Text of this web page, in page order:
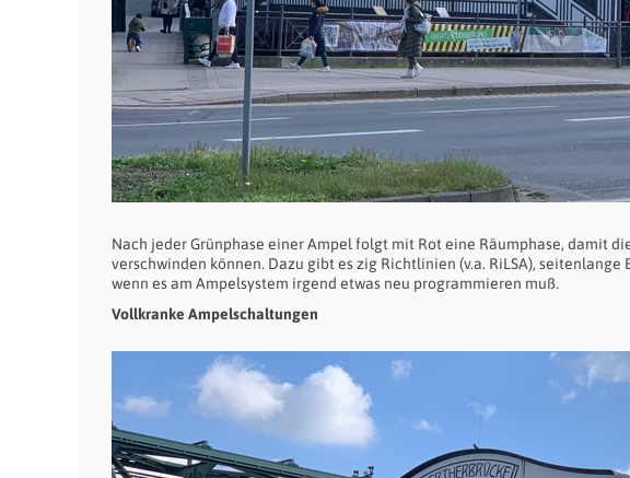
Nach jeder Grünphase einer Ampel folgt mit Rot eine Räumphase, damit
verschwinden können. Dazu gibt es zig Richtlinien (v.a. RiLSA),
wenn es am Ampelsystem irgend etwas neu programmieren muß.
Vollkranke Ampelschaltungen